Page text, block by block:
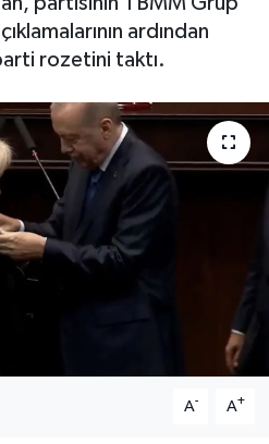
ardından
rozetini taktı.
A- A+